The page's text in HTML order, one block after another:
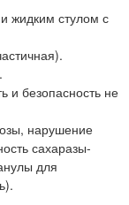
жидким стулом с
и безопасность не
нарушение
сахаразы-
для